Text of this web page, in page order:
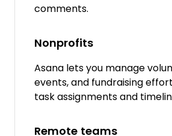
comments.
Nonprofits
Asana lets you manage
events, and fundraising
task assignments and
Remote teams